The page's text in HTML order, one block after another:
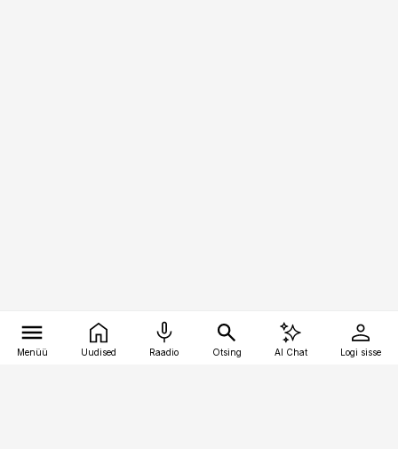
Menüü Uudised Raadio Otsing AI Chat Logi sisse